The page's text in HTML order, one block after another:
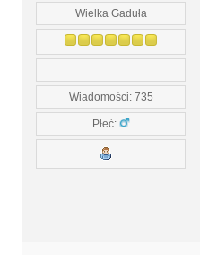
Wielka Gaduła
Wiadomości: 735
Płeć: